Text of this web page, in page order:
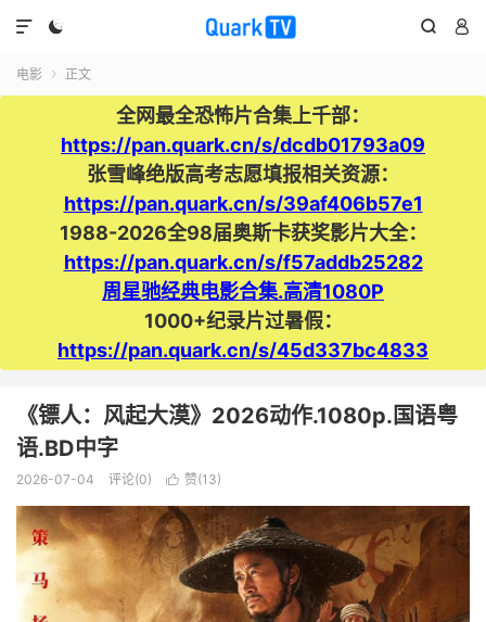
  

电影  正文
全网最全恐怖片合集上千部：
https://pan.quark.cn/s/dcdb01793a09
张雪峰绝版高考志愿填报相关资源：
https://pan.quark.cn/s/39af406b57e1
1988-2026全98届奥斯卡获奖影片大全：
https://pan.quark.cn/s/f57addb25282
周星驰经典电影合集.高清1080P
1000+纪录片过暑假：
https://pan.quark.cn/s/45d337bc4833
《镖人：风起大漠》2026动作.1080p.国语粤
语.BD中字
2026-07-04 评论(0)  赞(13)